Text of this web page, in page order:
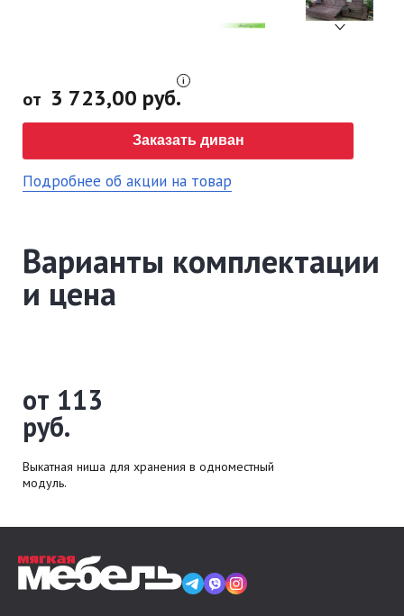
от 3 723,00 руб.
Заказать диван
Подробнее об акции на товар
Варианты комплектации
и цена
от 113
руб.
Выкатная ниша для хранения в одноместный
модуль.